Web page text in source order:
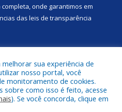
completa, onde garantimos em
das leis de transparência
a Prefeitura Municipal de Anapu.
sua experiência de
nosso portal, você
monitoramento de cookies.
sobre como isso é feito, acesse
). Se você concorda, clique em